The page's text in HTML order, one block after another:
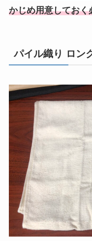
かじめ用意しておく
パイル織り ロン